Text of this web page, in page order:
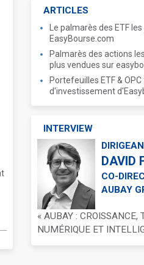
ARTICLES
Le palmarès des ETF
EasyBourse.com
Palmarès des actions
plus vendues sur
Portefeuilles ETF & OPC
d'investissement
INTERVIEW
DAVID
CO-
AUBAY
« AUBAY : CROISSANCE,
NUMÉRIQUE ET